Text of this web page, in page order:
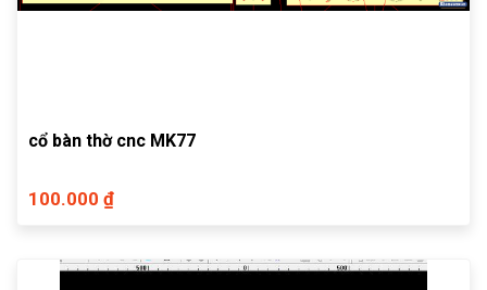
cổ bàn thờ cnc MK77
100.000 ₫